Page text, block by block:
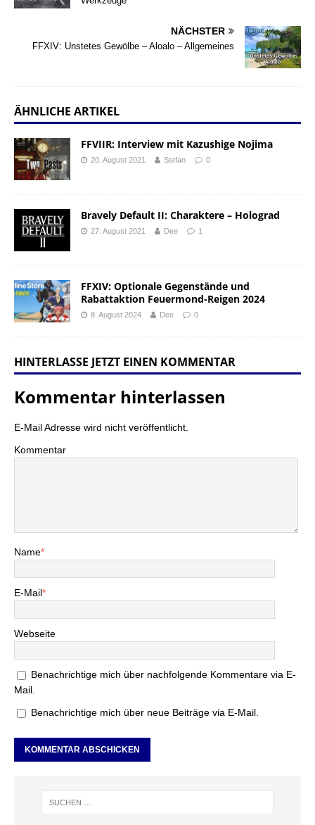
NÄCHSTER
FFXIV: Unstetes Gewölbe – Aloalo – Allgemeines
ÄHNLICHE ARTIKEL
FFVIIR: Interview mit Kazushige Nojima
20. August 2021 Stefan 0
Bravely Default II: Charaktere – Holograd
27. August 2021 Dee 1
FFXIV: Optionale Gegenstände und
Rabattaktion Feuermond-Reigen 2024
8. August 2024 Dee 0
HINTERLASSE JETZT EINEN KOMMENTAR
Kommentar hinterlassen
E-Mail Adresse wird nicht veröffentlicht.
Kommentar
Name*
E-Mail*
Webseite
Benachrichtige mich über nachfolgende Kommentare via E-
Mail.
Benachrichtige mich über neue Beiträge via E-Mail.